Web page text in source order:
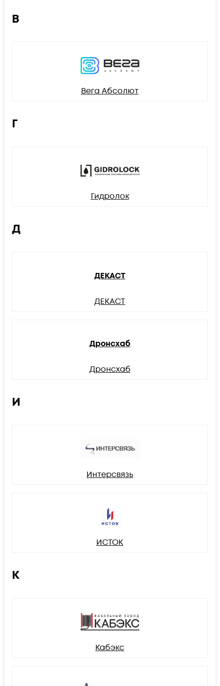
В
Вега Абсолют
Г
Гидролок
Д
ДЕКАСТ
ДЕКАСТ
Дронсхаб
Дронсхаб
И
Интерсвязь
ИСТОК
К
Кабэкс